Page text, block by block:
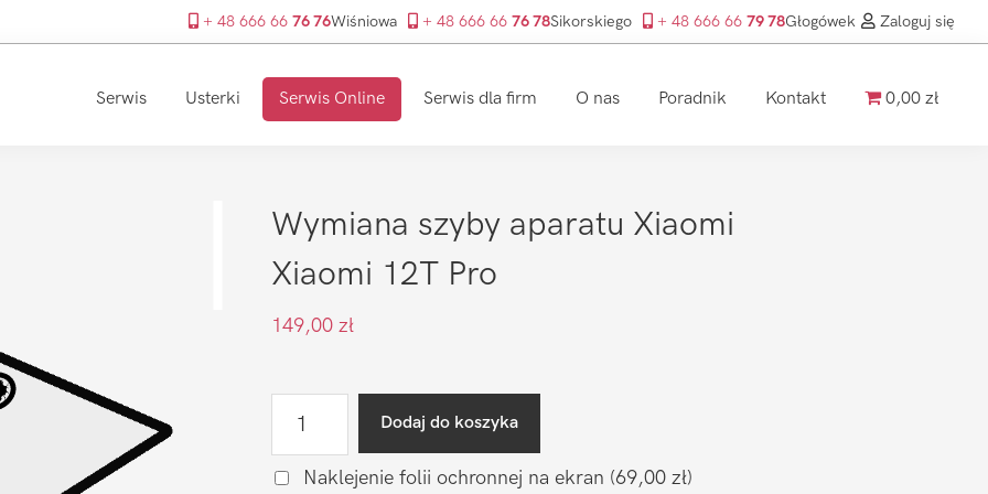
+ 48 666 66 76 76Wiśniowa + 48 666 66 76 78Sikorskiego + 48 666 66 79 78Głogówek Zaloguj się
Serwis Usterki Serwis Online Serwis dla firm O nas Poradnik Kontakt 0,00 zł
Wymiana szyby aparatu Xiaomi
Xiaomi 12T Pro
149,00 zł
szyby
Dodaj do koszyka
Naklejenie folii ochronnej na ekran (69,00 zł)